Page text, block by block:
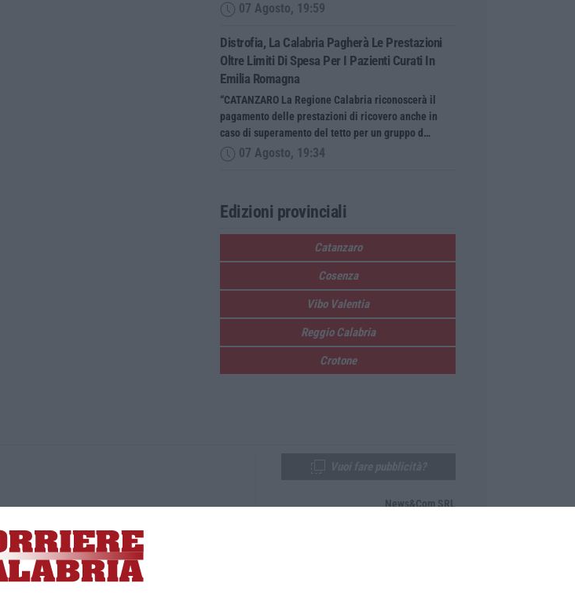
07 Agosto, 19:59
Distrofia, La Calabria Pagherà Le Prestazioni
Oltre Limiti Di Spesa Per I Pazienti Curati In
Emilia Romagna
“CATANZARO La Regione Calabria riconoscerà il
pagamento delle prestazioni di ricovero anche in
caso di superamento del tetto per un gruppo d…
07 Agosto, 19:34
Edizioni provinciali
Catanzaro
Cosenza
Vibo Valentia
Reggio Calabria
Crotone
Militano |Privacy
News&Com SRL